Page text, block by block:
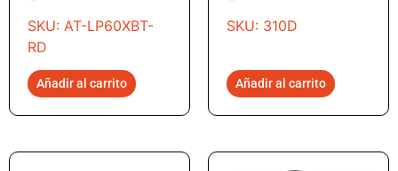
SKU: AT-LP60XBT-
RD
Añadir al carrito
SKU: 310D
Añadir al carrito